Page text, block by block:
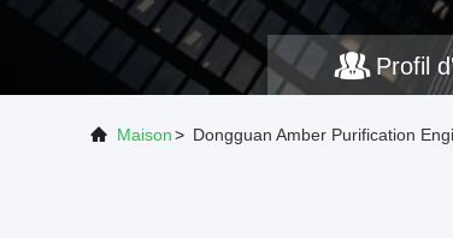
Profil
Maison> Dongguan Amber Purification